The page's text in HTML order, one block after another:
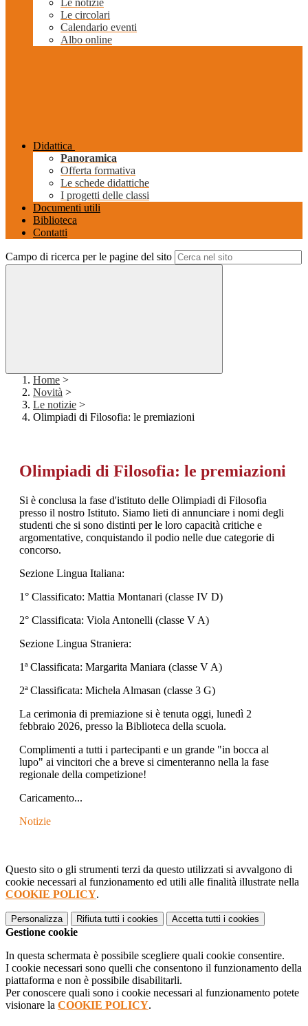
Le notizie
Le circolari
Calendario eventi
Albo online
Didattica
Panoramica
Offerta formativa
Le schede didattiche
I progetti delle classi
Documenti utili
Biblioteca
Contatti
Campo di ricerca per le pagine del sito
Home >
Novità >
Le notizie >
Olimpiadi di Filosofia: le premiazioni
Olimpiadi di Filosofia: le premiazioni
Si è conclusa la fase d'istituto delle Olimpiadi di Filosofia
presso il nostro Istituto. Siamo lieti di annunciare i nomi degli
studenti che si sono distinti per le loro capacità critiche e
argomentative, conquistando il podio nelle due categorie di
concorso.
Sezione Lingua Italiana:
1° Classificato: Mattia Montanari (classe IV D)
2° Classificata: Viola Antonelli (classe V A)
Sezione Lingua Straniera:
1ª Classificata: Margarita Maniara (classe V A)
2ª Classificata: Michela Almasan (classe 3 G)
La cerimonia di premiazione si è tenuta oggi, lunedì 2
febbraio 2026, presso la Biblioteca della scuola.
Complimenti a tutti i partecipanti e un grande "in bocca al
lupo" ai vincitori che a breve si cimenteranno nella la fase
regionale della competizione!
Caricamento...
Notizie
Questo sito o gli strumenti terzi da questo utilizzati si avvalgono di
cookie necessari al funzionamento ed utili alle finalità illustrate nella
COOKIE POLICY.
Personalizza Rifiuta tutti i cookies Accetta tutti i cookies
Gestione cookie
In questa schermata è possibile scegliere quali cookie consentire.
I cookie necessari sono quelli che consentono il funzionamento della
piattaforma e non è possibile disabilitarli.
Per conoscere quali sono i cookie necessari al funzionamento potete
visionare la COOKIE POLICY.